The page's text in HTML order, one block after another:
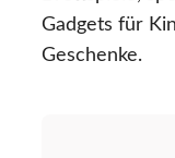
Gadgets für
Geschenke.